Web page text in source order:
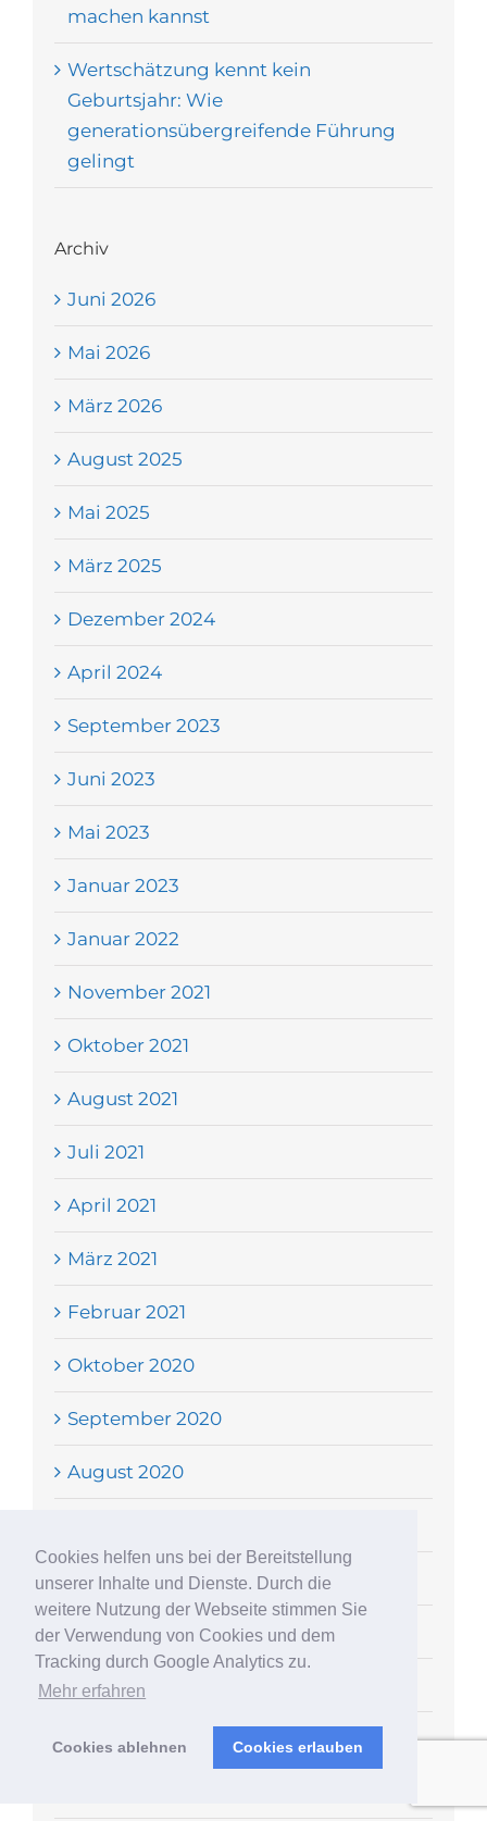
Cookies helfen uns bei der Bereitstellung
unserer Inhalte und Dienste. Durch die
weitere Nutzung der Webseite stimmen Sie
der Verwendung von Cookies und dem
Tracking durch Google Analytics zu.
Mehr erfahren
Cookies ablehnen Cookies erlauben
machen kannst
Wertschätzung kennt kein
Geburtsjahr: Wie
generationsübergreifende Führung
gelingt
Archiv
Juni 2026
Mai 2026
März 2026
August 2025
Mai 2025
März 2025
Dezember 2024
April 2024
September 2023
Juni 2023
Mai 2023
Januar 2023
Januar 2022
November 2021
Oktober 2021
August 2021
Juli 2021
April 2021
März 2021
Februar 2021
Oktober 2020
September 2020
August 2020
Juni 2020
Mai 2020
April 2020
März 2020